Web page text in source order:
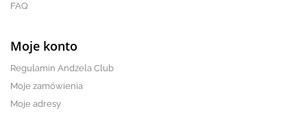
FAQ
Moje konto
Regulamin Andżela Club
Moje zamówienia
Moje adresy